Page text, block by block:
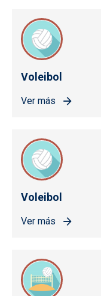
Voleibol
Ver más
Voleibol
Ver más